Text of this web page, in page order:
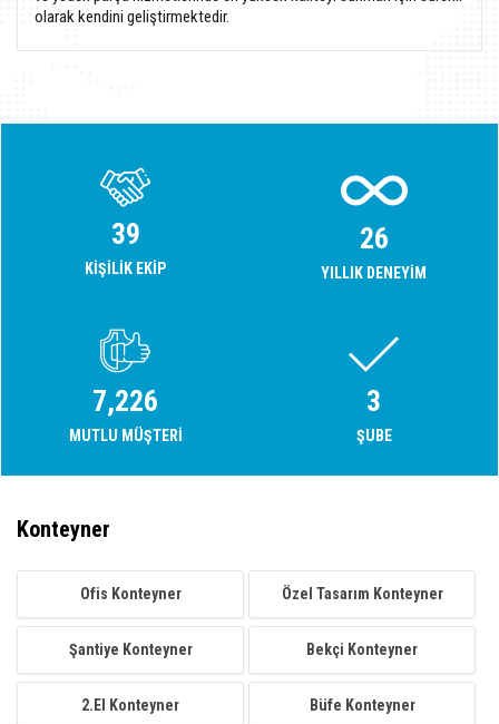
olarak kendini geliştirmektedir.
44
KIŞILIK EKIP
29
YILLIK DENEYIM
8,044
MUTLU MÜŞTERI
3
ŞUBE
Konteyner
Ofis Konteyner Özel Tasarım Konteyner
Şantiye Konteyner Bekçi Konteyner
2.El Konteyner Büfe Konteyner